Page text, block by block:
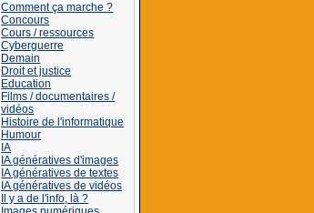
Comment ça marche ?
Concours
Cours / ressources
Cyberguerre
Demain
Droit et justice
Education
Films / documentaires /
vidéos
Histoire de l'informatique
Humour
IA
IA génératives d'images
IA génératives de textes
IA génératives de vidéos
Il y a de l'info, là ?